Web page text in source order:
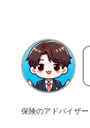
保険のアドバイザー